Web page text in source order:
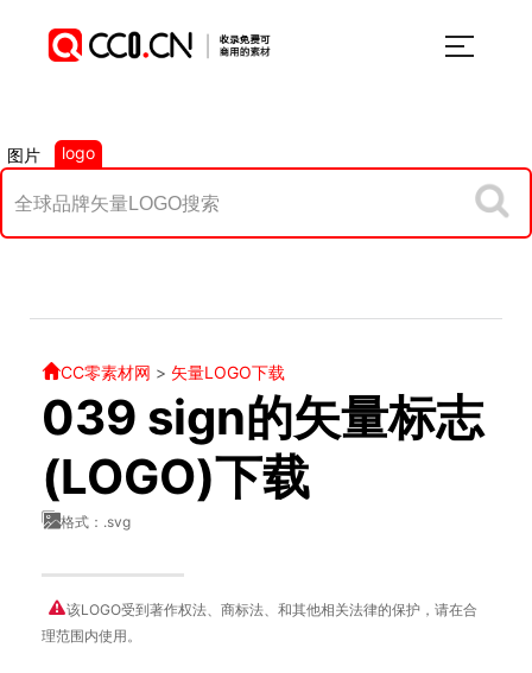
图片 logo
CC零素材网 > 矢量LOGO下载
039 sign的矢量标志
(LOGO)下载
格式：.svg
该LOGO受到著作权法、商标法、和其他相关法律的保护，请在合
理范围内使用。